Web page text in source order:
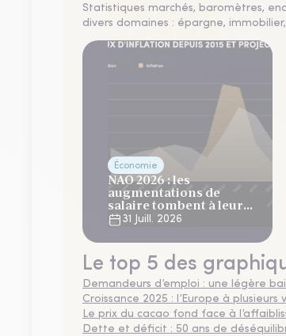
Statistiques marchés, baromètres,
divers domaines : épargne,
Économie
NAO 2026 : les
augmentations de
salaire tombent à leur
plus bas niveau depuis 4
ans
31 Juill. 2026
Le top 5 des
Demandeurs d’emploi : une légère
Croissance 2025 : l’Europe à plusieurs
Le prix du cacao fond face à
Dette et déficit : 50 ans de